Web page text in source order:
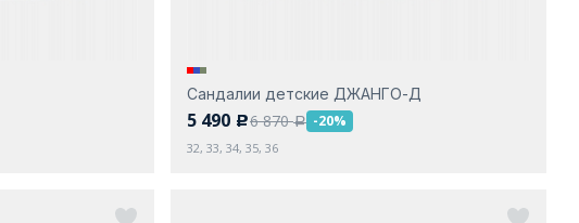
Сандалии детские ДЖАНГО-Д
5 490 c6 870a -20%
32, 33, 34, 35, 36